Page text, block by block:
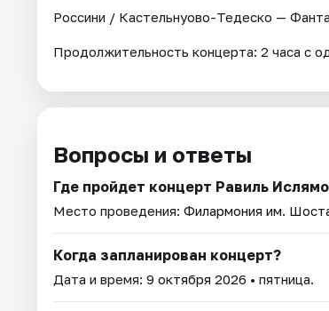
Россини / Кастельнуово-Тедеско —
Продолжительность концерта: 2 часа с
Вопросы и ответы
Где пройдет концерт Равиль
Место проведения: Филармония им.
Когда запланирован концерт?
Дата и время: 9 октября 2026 • пятница.